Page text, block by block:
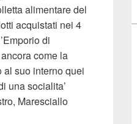
alimentare del
acquistati nei 4
di
come la
al suo interno quei
una socialita’
Maresciallo